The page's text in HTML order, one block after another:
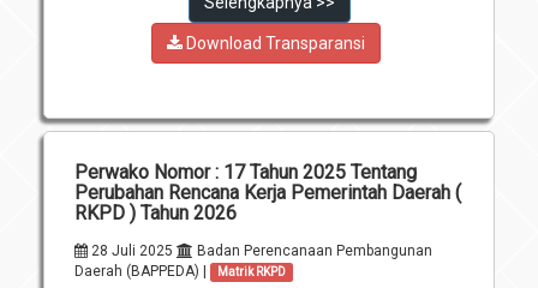
Penghargaan
Download Transparansi
Perwako Nomor : 17 Tahun 2025 Tentang
Perubahan Rencana Kerja Pemerintah Daerah (
RKPD ) Tahun 2026
28 Juli 2025
Badan Perencanaan Pembangunan
Daerah (BAPPEDA) |
Matrik RKPD